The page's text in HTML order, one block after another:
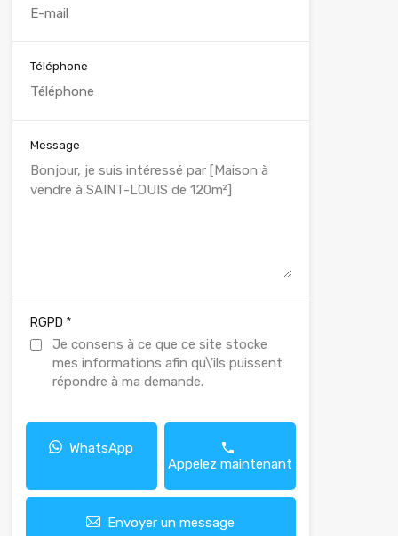
Téléphone
Message
RGPD *
Je consens à ce que ce site stocke
mes informations afin qu\'ils puissent
répondre à ma demande.
WhatsApp
Appelez maintenant
Envoyer un message